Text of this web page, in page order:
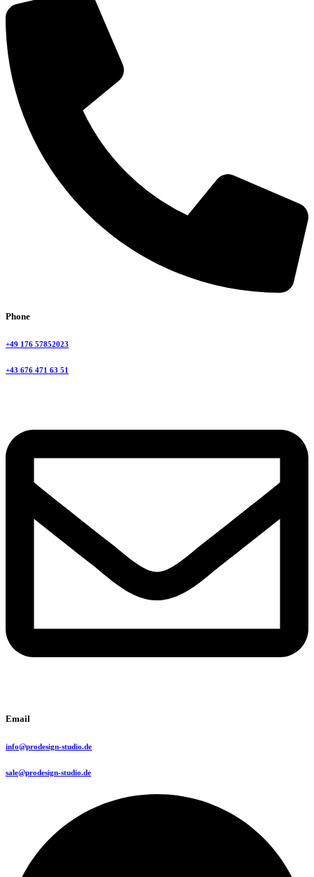
Phone
+49 176 57852023
+43 676 471 63 51
Email
info@prodesign-studio.de
sale@prodesign-studio.de